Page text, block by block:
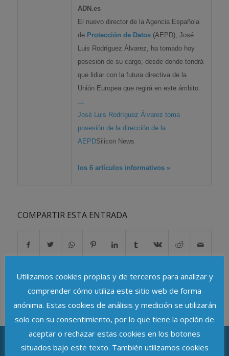
ADN.es
El nuevo director de la Agencia Española
de Protección de Datos(AEPD), José
Luis Rodríguez Álvarez, ha tomado hoy
posesión de su cargo, desde donde tendrá
que lidiar con la futura directiva de la
Unión Europea que regirá en este ámbito.
…
José Luis Rodríguez Álvarez toma
posesión de la dirección de la
AEPDSilicon News
los 6 artículos informativos »
COMPARTIR ESTA ENTRADA
Utilizamos cookies propias y de terceros para analizar y
comprender cómo utiliza este sitio web de forma
anónima. Estas cookies de análisis y medición se utilizarán
solo con su consentimiento, por lo que tiene la opción de
aceptar o rechazar estas cookies en los botones
situados bajo este texto. También utilizamos cookies